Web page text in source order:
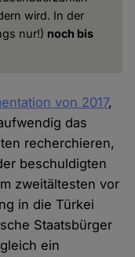
wird. In der
nur!) noch bis
von 2017,
das
recherchieren,
beschuldigten
zweitältesten vor
in die Türkei
Staatsbürger
ein